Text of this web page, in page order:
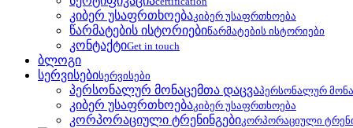
კიბერ უსაფრთხოებაკიბერ უსაფრთხოება
წარმატების ისტორიებიწარმატების ისტორიები
კონტაქტიGet in touch
ბლოგი
სერვისებისერვისები
პერსონალურ მონაცემთა დაცვაპერსონალურ
კიბერ უსაფრთხოებაკიბერ უსაფრთხოება
კორპორაციული ტრენინგებიკორპორაციული